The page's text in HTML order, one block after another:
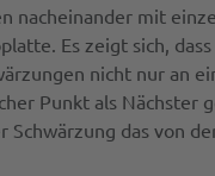
mit
Es zeigt sich,
nicht nur an
Punkt als
das von